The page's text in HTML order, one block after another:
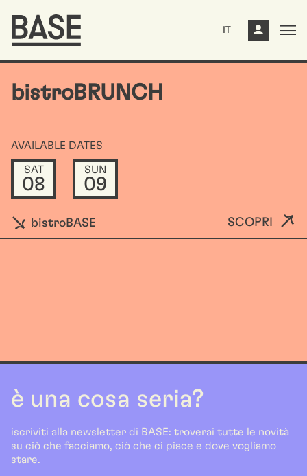
IT
bistroBRUNCH
AVAILABLE DATES
SAT
08
SUN
09
bistroBASE SCOPRI
è una cosa seria?
iscriviti alla newsletter di BASE: troverai tutte le novità
su ciò che facciamo, ciò che ci piace e dove vogliamo
stare.